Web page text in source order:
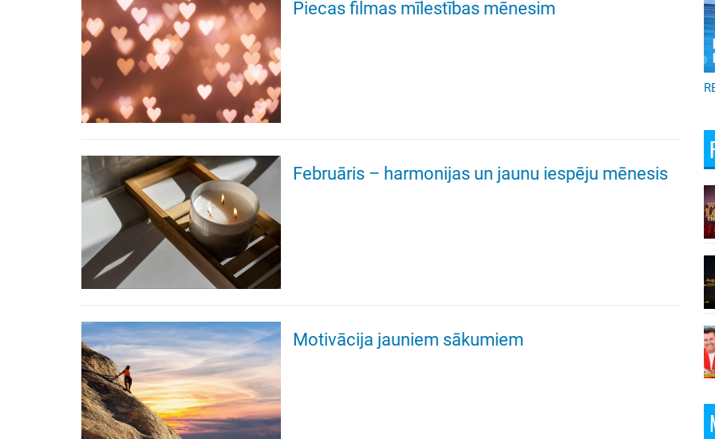
Piecas filmas mīlestības mēnesim
Februāris – harmonijas un jaunu iespēju mēnesis
Motivācija jauniem sākumiem